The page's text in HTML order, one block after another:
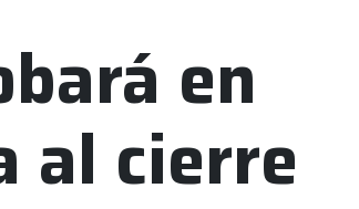
en
al cierre